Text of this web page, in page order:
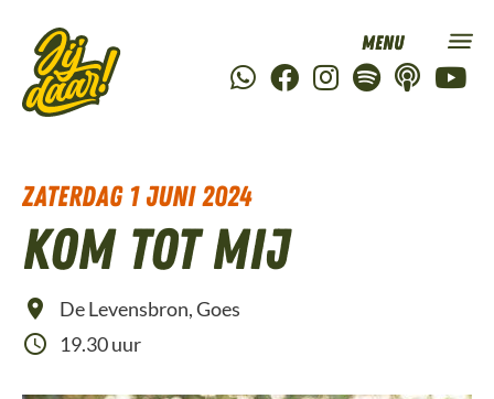
zaterdag 1 juni 2024
Kom tot Mij
De Levensbron, Goes
19.30 uur